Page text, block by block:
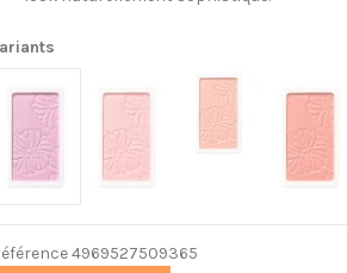
4969527509365